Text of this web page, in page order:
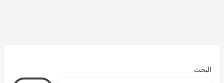
البحث